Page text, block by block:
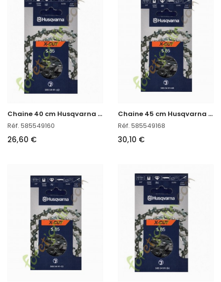
C
haine 40 cm Husqvarna 585549160
Réf. 585549160
26,60 €
C
haine 45 cm Husqvarna 585549168
Réf. 585549168
30,10 €